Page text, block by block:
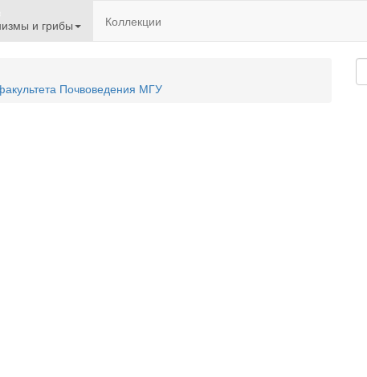
и грибы Коллекции
Почвоведения МГУ